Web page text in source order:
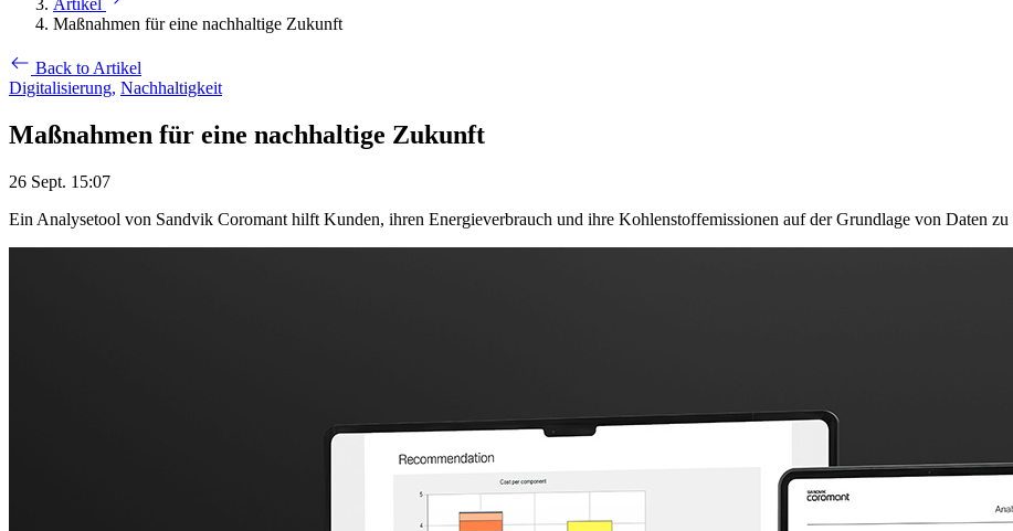
Artikel
Maßnahmen für eine nachhaltige Zukunft
Back to Artikel
Digitalisierung, Nachhaltigkeit
Maßnahmen für eine nachhaltige Zukunft
26 Sept. 15:07
Ein Analysetool von Sandvik Coromant hilft Kunden, ihren Energieverbrauch und ihre Kohlenstoffemissionen auf der Grundlage von Daten zu